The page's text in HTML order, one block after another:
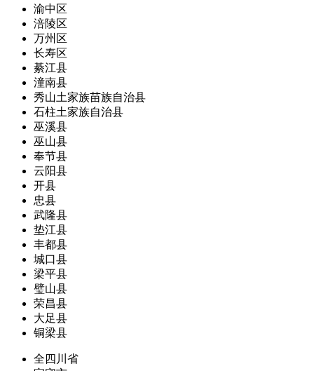
渝中区
涪陵区
万州区
长寿区
綦江县
潼南县
秀山土家族苗族自治县
石柱土家族自治县
巫溪县
巫山县
奉节县
云阳县
开县
忠县
武隆县
垫江县
丰都县
城口县
梁平县
璧山县
荣昌县
大足县
铜梁县
全四川省